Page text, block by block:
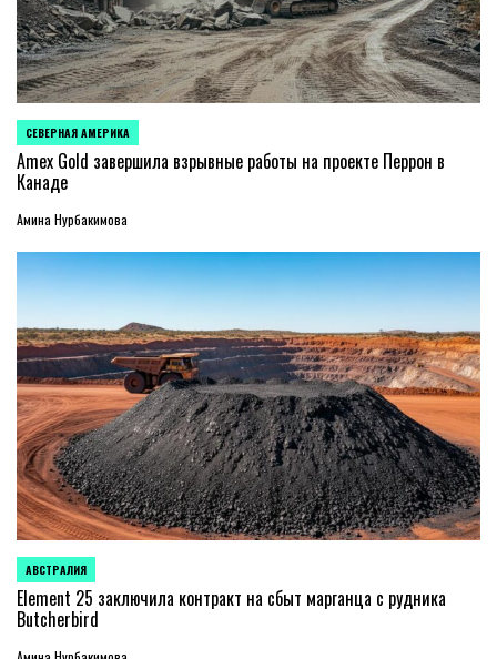
ОПУБЛИКОВАНО
В
СЕВЕРНАЯ АМЕРИКА
Amex Gold завершила взрывные работы на проекте Перрон в
Канаде
Амина Нурбакимова
ОПУБЛИКОВАНО
В
АВСТРАЛИЯ
Element 25 заключила контракт на сбыт марганца с рудника
Butcherbird